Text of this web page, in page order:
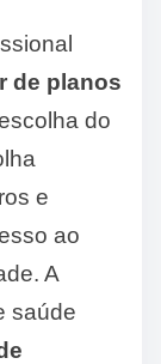
de planos
do
e
ao
A
saúde